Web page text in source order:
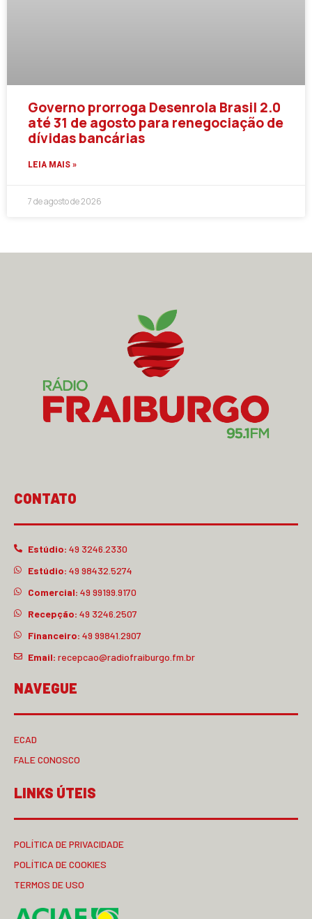
Governo prorroga Desenrola Brasil 2.0
até 31 de agosto para renegociação de
dívidas bancárias
LEIA MAIS »
7 de agosto de 2026
CONTATO
Estúdio: 49 3246.2330
Estúdio: 49 98432.5274
Comercial: 49 99199.9170
Recepção: 49 3246.2507
Financeiro: 49 99841.2907
Email: recepcao@radiofraiburgo.fm.br
NAVEGUE
ECAD
FALE CONOSCO
LINKS ÚTEIS
POLÍTICA DE PRIVACIDADE
POLÍTICA DE COOKIES
TERMOS DE USO